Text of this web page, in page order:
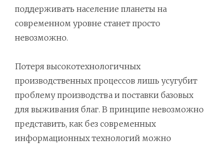
поддерживать население планеты на
современном уровне станет просто
невозможно.
Потеря высокотехнологичных
производственных процессов лишь усугубит
проблему производства и поставки базовых
для выживания благ. В принципе невозможно
представить, как без современных
информационных технологий можно